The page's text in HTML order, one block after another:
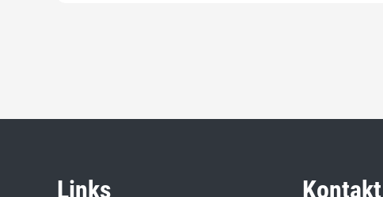
Links Kontakt